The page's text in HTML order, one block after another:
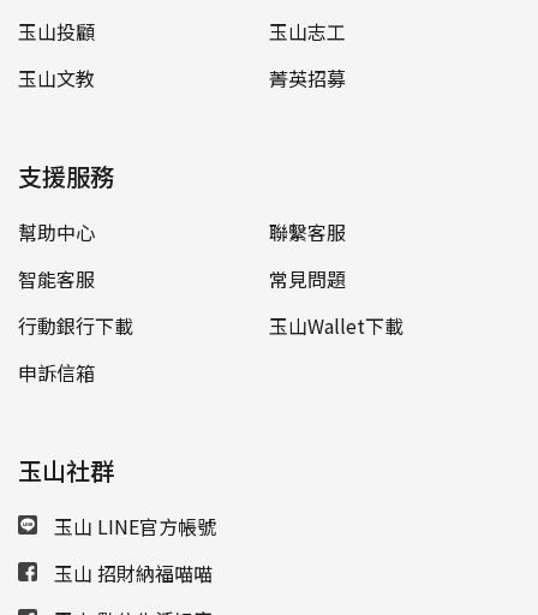
玉山投顧
玉山志工
玉山文教
菁英招募
支援服務
幫助中心
聯繫客服
智能客服
常見問題
行動銀行下載
玉山Wallet下載
申訴信箱
玉山社群
玉山 LINE官方帳號
玉山 招財納福喵喵